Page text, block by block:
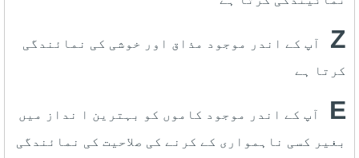
Z
آپ کے اندر موجود مذاق اور خوشی کی نمائندگی
کرتا ہے
E
آپ کے اندر موجود کاموں کو بہترین ا نداز میں
بغیر کسی ناہمواری کے کرنے کی صلاحیت کی نمائندگی